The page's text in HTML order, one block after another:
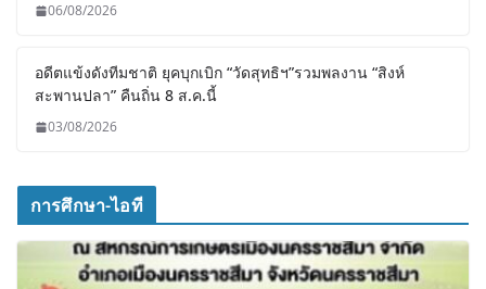
06/08/2026
อดีตแข้งดังทีมชาติ ยุคบุกเบิก “วัดสุทธิฯ”รวมพลงาน “สิงห์
สะพานปลา” คืนถิ่น 8 ส.ค.นี้
03/08/2026
การศึกษา-ไอที